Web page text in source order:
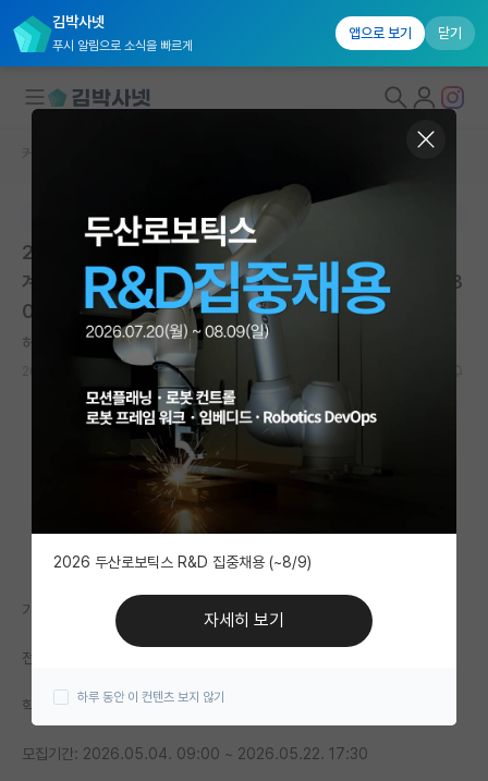
김박사넷
푸시 알림으로 소식을 빠르게
앱으로 보기 닫기
국내대학원 정보
연구실&오픈랩
커뮤니티
커뮤니티 홈
전체글보기
베스트 게시판
IF 명예의전당
자유 게시판(아무개랩)
미국 유학 게시판
미국 대학원 합격 후기 게시판
대학원 합격 후기 게시판
연구실(PI) 홍보 게시판
커뮤니티 홈
본문이 수정되지 않는 박제글입니다.
2026학년도 후기 글로벌창업대학원 신입생 모집 안내 |
계명대학교 글로벌창업대학원 | 마감: 2026.05.22. 17:3
0
허탈한 소크라테스
205
기관명: 계명대학교 글로벌창업대학원
전공: 전공 무관 - 전공 무관
학위: 석사
모집기간: 2026.05.04. 09:00 ~ 2026.05.22. 17:30
2026 두산로보틱스 R&D 집중채용 (~8/9)
자세히 보기
하루 동안 이 컨텐츠 보지 않기